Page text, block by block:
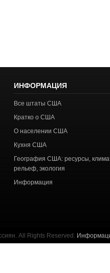
ИНФОРМАЦИЯ
Все штаты США
Кратко о США
О населении США
Кухня США
География США: ресурсы,
рельеф, экология
Информация
All Rights Reserved.